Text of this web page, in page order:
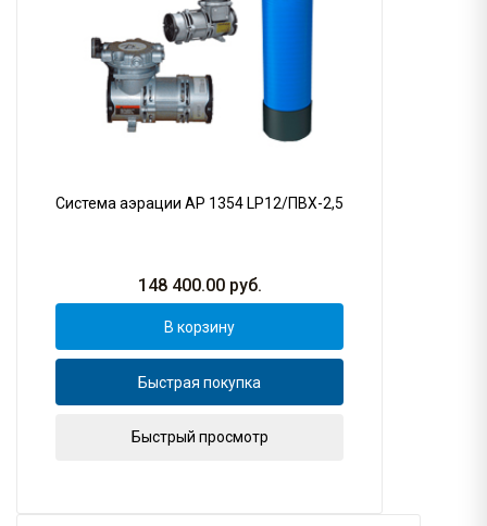
Система аэрации AP 1354 LP12/ПВХ-2,5
148 400.00руб.
В корзину
Быстрая покупка
Быстрый просмотр